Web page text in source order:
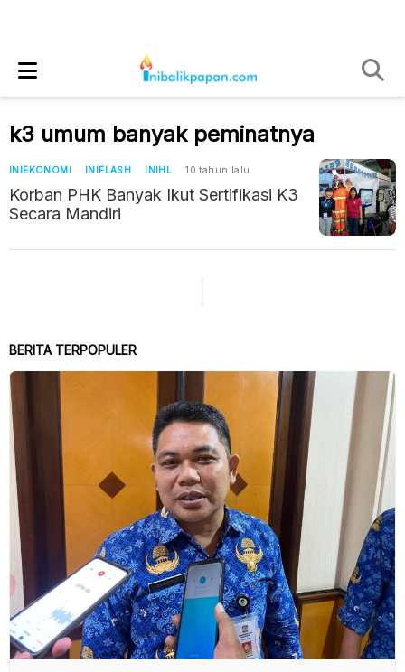
k3 umum banyak peminatnya
INIEKONOMI INIFLASH INIHL 10 tahun lalu
Korban PHK Banyak Ikut Sertifikasi K3
Secara Mandiri
BERITA TERPOPULER